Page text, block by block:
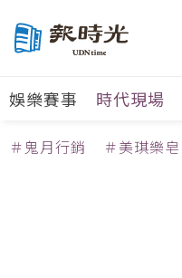
娛樂賽事 時代現場
＃鬼月行銷 ＃美琪樂皂